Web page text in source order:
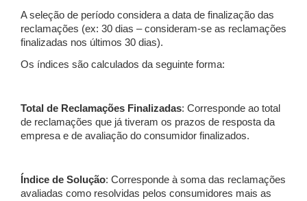
A seleção de período considera a data de finalização das
reclamações (ex: 30 dias – consideram-se as reclamações
finalizadas nos últimos 30 dias).
Os índices são calculados da seguinte forma:
Total de Reclamações Finalizadas: Corresponde ao total
de reclamações que já tiveram os prazos de resposta da
empresa e de avaliação do consumidor finalizados.
Índice de Solução: Corresponde à soma das reclamações
avaliadas como resolvidas pelos consumidores mais as